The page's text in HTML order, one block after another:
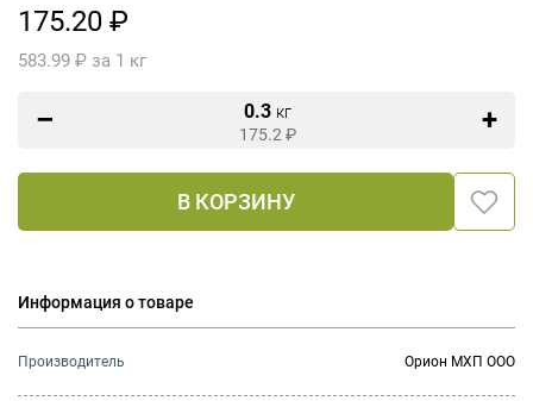
175.20 ₽
583.99 ₽ за 1 кг
0.3 кг
175.2 ₽
В КОРЗИНУ
Информация о товаре
Производитель Орион МХП ООО